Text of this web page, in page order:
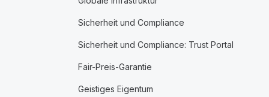
Sicherheit und Compliance
Sicherheit und Compliance: Trust Portal
Fair-Preis-Garantie
Geistiges Eigentum